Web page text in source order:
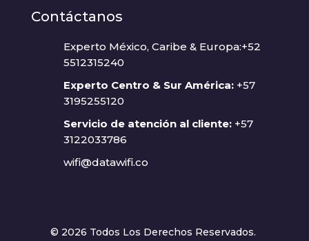
Contáctanos
Experto México, Caribe & Europa:+52
5512315240
Experto Centro & Sur América: +57
3195255120
Servicio de atención al cliente:+57
3122033786
wifi@datawifi.co
© 2026 Todos Los Derechos Reservados.